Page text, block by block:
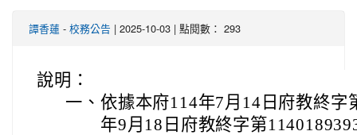
譚香蓮 - 校務公告 | 2025-10-03 | 點閱數： 293
說明：
一、 依據本府114年7月14日府教終字
年9月18日府教終字第